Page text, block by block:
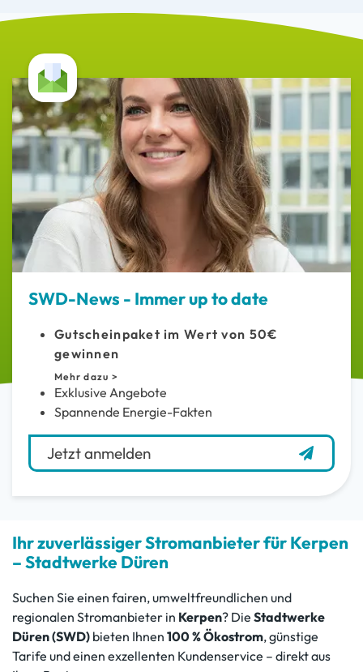
SWD-News - Immer up to date
Gutscheinpaket im Wert von 50€
gewinnen
Mehr dazu >
Exklusive Angebote
Spannende Energie-Fakten
Jetzt anmelden
Ihr zuverlässiger Stromanbieter für Kerpen
– Stadtwerke Düren
Suchen Sie einen fairen, umweltfreundlichen und
regionalen Stromanbieter in Kerpen? Die Stadtwerke
Düren (SWD) bieten Ihnen 100 % Ökostrom, günstige
Tarife und einen exzellenten Kundenservice – direkt aus